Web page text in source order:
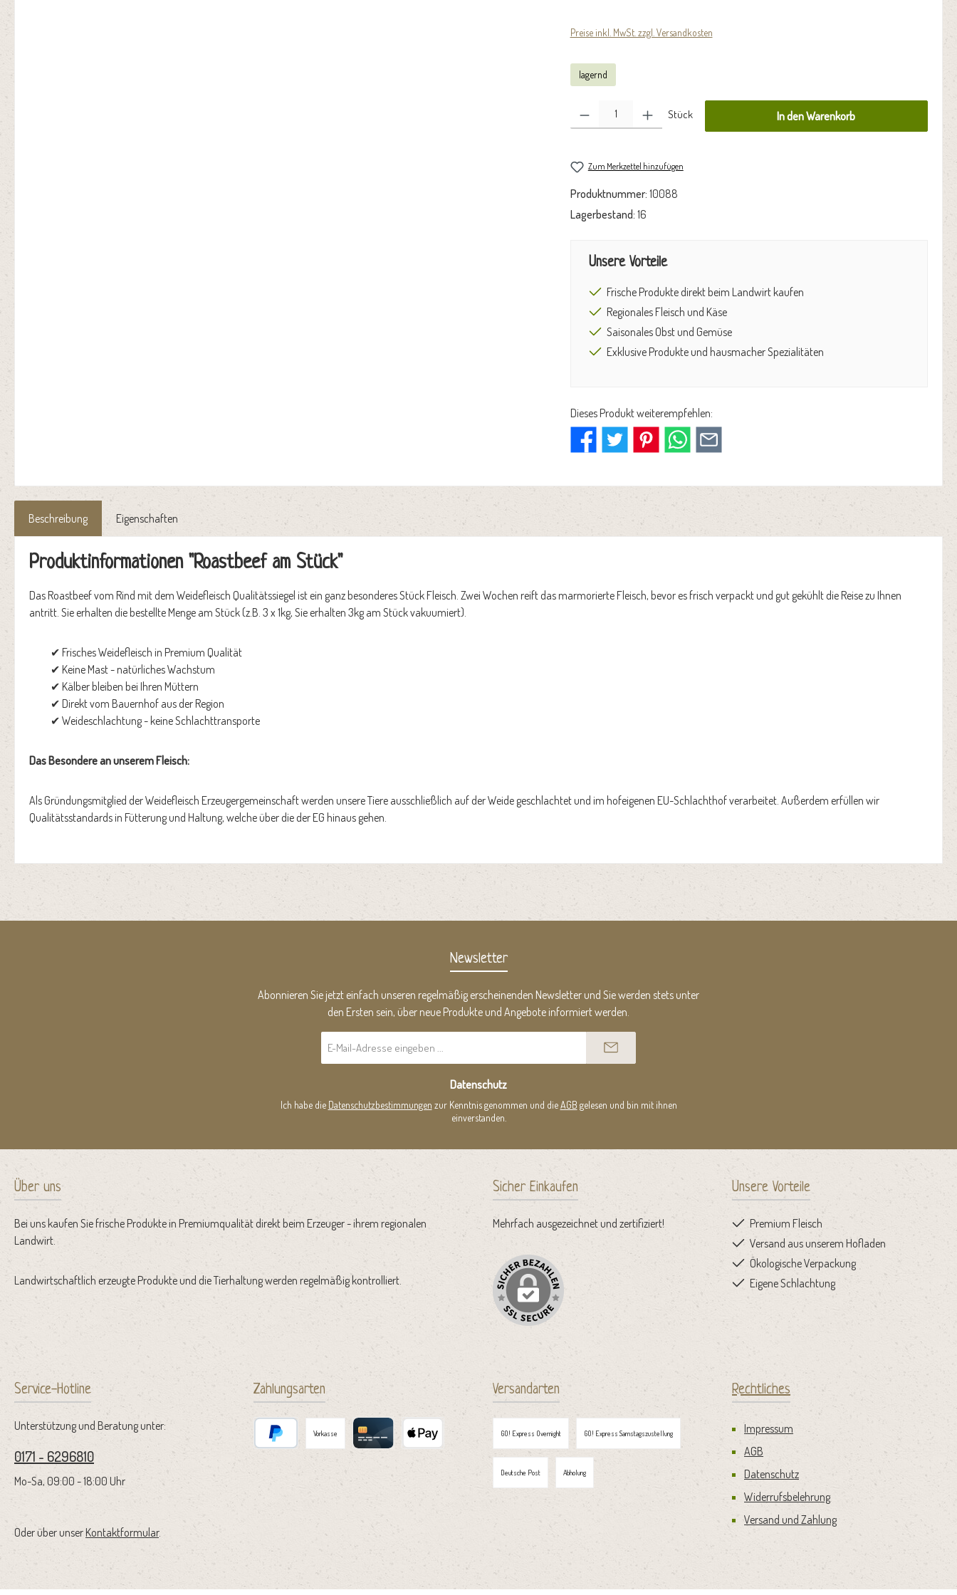
Preise inkl. MwSt. zzgl. Versandkosten
lagernd
Stück In den Warenkorb
Zum Merkzettel hinzufügen
Produktnummer: 10088
Lagerbestand: 16
Unsere Vorteile
Frische Produkte direkt beim Landwirt kaufen
Regionales Fleisch und Käse
Saisonales Obst und Gemüse
Exklusive Produkte und hausmacher Spezialitäten
Dieses Produkt weiterempfehlen:
Beschreibung Eigenschaften
Produktinformationen "Roastbeef am Stück"
Das Roastbeef vom Rind mit dem Weidefleisch Qualitätssiegel ist ein ganz besonderes Stück Fleisch. Zwei Wochen reift das marmorierte Fleisch, bevor es frisch verpackt und gut gekühlt die Reise zu Ihnen
antritt. Sie erhalten die bestellte Menge am Stück (z.B. 3 x 1kg, Sie erhalten 3kg am Stück vakuumiert).
✔ Frisches Weidefleisch in Premium Qualität
✔ Keine Mast - natürliches Wachstum
✔ Kälber bleiben bei Ihren Müttern
✔ Direkt vom Bauernhof aus der Region
✔ Weideschlachtung - keine Schlachttransporte
Das Besondere an unserem Fleisch:
Als Gründungsmitglied der Weidefleisch Erzeugergemeinschaft werden unsere Tiere ausschließlich auf der Weide geschlachtet und im hofeigenen EU-Schlachthof verarbeitet. Außerdem erfüllen wir
Qualitätsstandards in Fütterung und Haltung, welche über die der EG hinaus gehen.
Newsletter
Abonnieren Sie jetzt einfach unseren regelmäßig erscheinenden Newsletter und Sie werden stets unter
den Ersten sein, über neue Produkte und Angebote informiert werden.
Mail-
Adresse
Datenschutz
Ich habe die Datenschutzbestimmungen zur Kenntnis genommen und dieAGB gelesen und bin mit ihnen
einverstanden.
Über uns
Bei uns kaufen Sie frische Produkte in Premiumqualität direkt beim Erzeuger - ihrem regionalen
Landwirt.
Landwirtschaftlich erzeugte Produkte und die Tierhaltung werden regelmäßig kontrolliert.
Sicher Einkaufen
Mehrfach ausgezeichnet und zertifiziert!
Unsere Vorteile
Premium Fleisch
Versand aus unserem Hofladen
Ökologische Verpackung
Eigene Schlachtung
Service-Hotline
Unterstützung und Beratung unter:
0171 - 6296810
Mo-Sa, 09:00 - 18:00 Uhr
Oder über unserKontaktformular.
Zahlungsarten
Vorkasse
Kreditkarte
Versandarten
GO! Express Overnight GO! Express Samstagszustellung
Deutsche Post Abholung
Rechtliches
Impressum
AGB
Datenschutz
Widerrufsbelehrung
Versand und Zahlung